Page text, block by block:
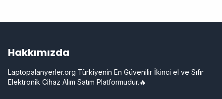
Hakkımızda
Laptopalanyerler.org Türkiyenin En Güvenilir İkinci el ve Sıfır
Elektronik Cihaz Alım Satım Platformudur.🔥